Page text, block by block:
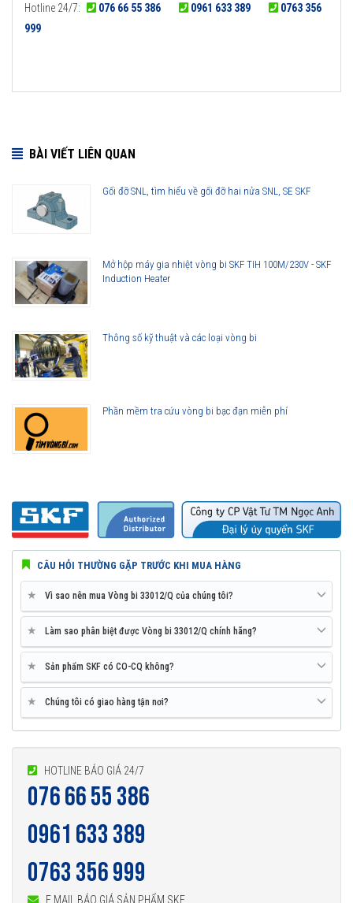
Hotline 24/7:
076 66 55 386 0961 633 389
0763 356
999
BÀI VIẾT LIÊN QUAN
Gối đỡ SNL, tìm hiểu về gối đỡ hai nửa SNL, SE SKF
Mở hộp máy gia nhiệt vòng bi SKF TIH 100M/230V - SKF
Induction Heater
Thông số kỹ thuật và các loại vòng bi
Phần mềm tra cứu vòng bi bạc đạn miễn phí
CÂU HỎI THƯỜNG GẶP TRƯỚC KHI MUA HÀNG
★ Vì sao nên mua Vòng bi 33012/Q của chúng tôi?
★ Làm sao phân biệt được Vòng bi 33012/Q chính hãng?
★ Sản phẩm SKF có CO-CQ không?
★ Chúng tôi có giao hàng tận nơi?
HOTLINE BÁO GIÁ 24/7
076 66 55 386
0961 633 389
0763 356 999
E MAIL BÁO GIÁ SẢN PHẨM SKF